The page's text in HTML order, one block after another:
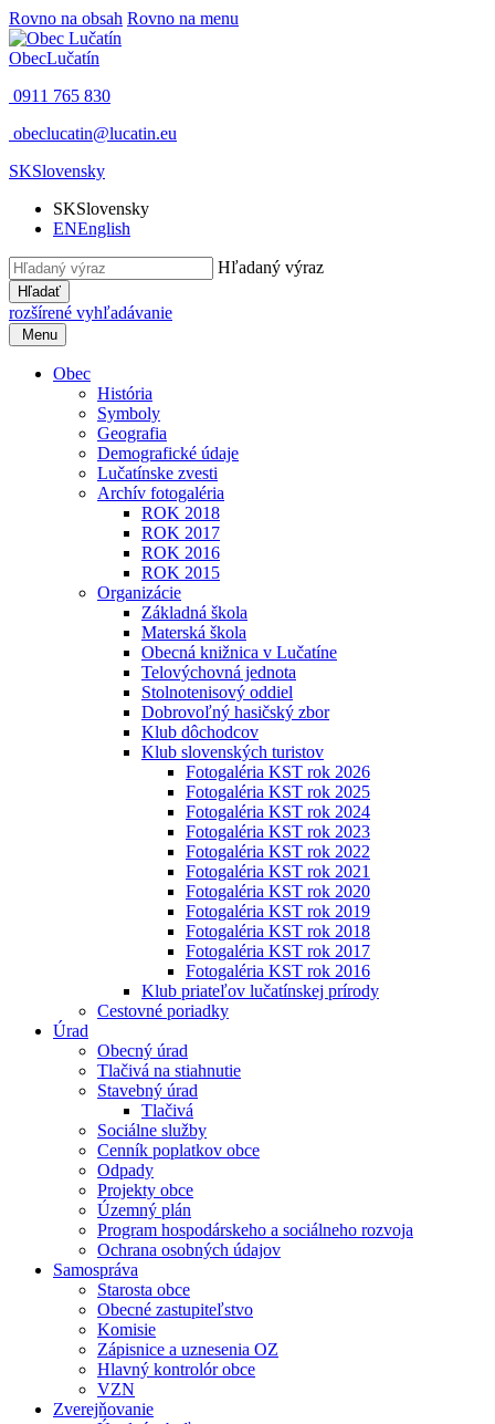
Rovno na obsah Rovno na menu
ObecLučatín
0911 765 830
obeclucatin@lucatin.eu
SKSlovensky
SKSlovensky
ENEnglish
Hľadaný výraz
Hľadať
rozšírené vyhľadávanie
Menu
Obec
História
Symboly
Geografia
Demografické údaje
Lučatínske zvesti
Archív fotogaléria
ROK 2018
ROK 2017
ROK 2016
ROK 2015
Organizácie
Základná škola
Materská škola
Obecná knižnica v Lučatíne
Telovýchovná jednota
Stolnotenisový oddiel
Dobrovoľný hasičský zbor
Klub dôchodcov
Klub slovenských turistov
Fotogaléria KST rok 2026
Fotogaléria KST rok 2025
Fotogaléria KST rok 2024
Fotogaléria KST rok 2023
Fotogaléria KST rok 2022
Fotogaléria KST rok 2021
Fotogaléria KST rok 2020
Fotogaléria KST rok 2019
Fotogaléria KST rok 2018
Fotogaléria KST rok 2017
Fotogaléria KST rok 2016
Klub priateľov lučatínskej prírody
Cestovné poriadky
Úrad
Obecný úrad
Tlačivá na stiahnutie
Stavebný úrad
Tlačivá
Sociálne služby
Cenník poplatkov obce
Odpady
Projekty obce
Územný plán
Program hospodárskeho a sociálneho rozvoja
Ochrana osobných údajov
Samospráva
Starosta obce
Obecné zastupiteľstvo
Komisie
Zápisnice a uznesenia OZ
Hlavný kontrolór obce
VZN
Zverejňovanie